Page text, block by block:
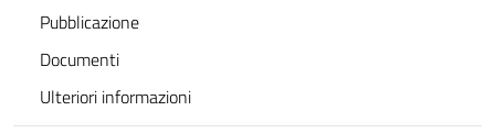
Pubblicazione
Documenti
Ulteriori informazioni